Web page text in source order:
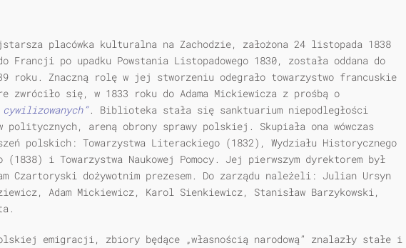
placówka kulturalna na Zachodzie, założona 24 listopada 1838
Francji po upadku Powstania Listopadowego 1830, została oddana do
roku. Znaczną rolę w jej stworzeniu odegrało towarzystwo francuskie
zwróciło się, w 1833 roku do Adama Mickiewicza z prośbą o
. Biblioteka stała się sanktuarium niepodległości
politycznych, areną obrony sprawy polskiej. Skupiała ona wówczas
polskich: Towarzystwa Literackiego (1832), Wy­działu Historycznego
(1838) i Towarzystwa Naukowej Pomocy. Jej pierwszym dyrektorem był
Czartoryski dożywotnim preze­sem. Do zarządu należeli: Julian Ursyn
Adam Mickiewicz, Karol Sienkiewicz, Stanisław Barzykowski,
emigracji, zbiory będące „własnością narodową” znalazły stałe i